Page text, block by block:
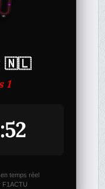
🇳🇱
1
temps réel
F1ACTU